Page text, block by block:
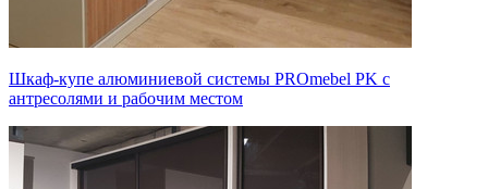
Шкаф-купе алюминиевой системы PROmebel PK с
антресолями и рабочим местом